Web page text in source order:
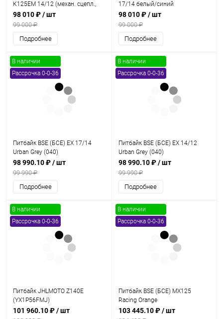
К125EM 14/12 (механ. сцепл.,
эл. стартер 2024г.)
98 010 ₽/ шт
99 000 ₽
Подробнее
17/14 белый/синий
98 010 ₽/ шт
99 000 ₽
Подробнее
В наличии
Рассрочка 0-0-36
Питбайк BSE (БСЕ) EX 17/14
Urban Grey (040)
98 990.10 ₽/ шт
99 990 ₽
Подробнее
В наличии
Рассрочка 0-0-36
Питбайк BSE (БСЕ) EX 14/12
Urban Grey (040)
98 990.10 ₽/ шт
99 990 ₽
Подробнее
В наличии
Рассрочка 0-0-36
Питбайк JHLMOTO Z140E
(YX1P56FMJ)
101 960.10 ₽/ шт
В наличии
Рассрочка 0-0-36
Питбайк BSE (БСЕ) MX125
Racing Orange
103 445.10 ₽/ шт